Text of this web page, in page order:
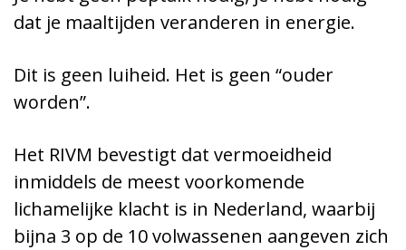
dat je maaltijden veranderen in energie.
Dit is geen luiheid. Het is geen “ouder
worden”.
Het RIVM bevestigt dat vermoeidheid
inmiddels de meest voorkomende
lichamelijke klacht is in Nederland, waarbij
bijna 3 op de 10 volwassenen aangeven zich